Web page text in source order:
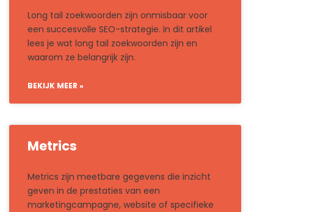
Long tail zoekwoorden zijn onmisbaar voor
een succesvolle SEO-strategie. In dit artikel
lees je wat long tail zoekwoorden zijn en
waarom ze belangrijk zijn.
BEKIJK MEER »
Metrics
Metrics zijn meetbare gegevens die inzicht
geven in de prestaties van een
marketingcampagne, website of specifieke